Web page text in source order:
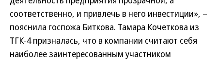
соответственно, и привлечь в него инвестиции», –
пояснила госпожа Биткова. Тамара Кочеткова из
ТГК-4 призналась, что в компании считают себя
наиболее заинтересованным участником